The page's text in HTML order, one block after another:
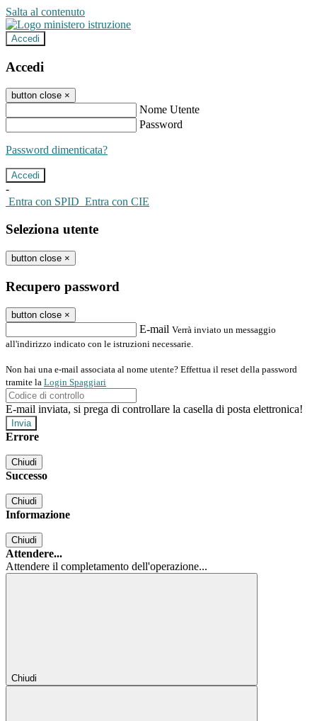
Salta al contenuto
Accedi
Accedi
button close ×
Nome Utente
Password
Password dimenticata?
-
Entra con SPID Entra con CIE
Seleziona utente
button close ×
Recupero password
button close ×
E-mail Verrà inviato un messaggio
all'indirizzo indicato con le istruzioni necessarie.
Non hai una e-mail associata al nome utente? Effettua il reset della password
tramite la Login Spaggiari
E-mail inviata, si prega di controllare la casella di posta elettronica!
Errore
Chiudi
Successo
Chiudi
Informazione
Chiudi
Attendere...
Attendere il completamento dell'operazione...
Chiudi